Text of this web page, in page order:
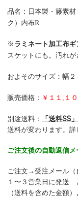
品名：日本製・籐素
ク）内布R
※ ラミネート加工布
スケットにも。汚れが
およそのサイズ：幅
販売価格： ￥１１,１
別途送料： 「送料SS」
送料が変わります。詳
ご注文後の自動返信メ
ご注文→受注メール
１〜３営業日に発送
（送料を含めた金額